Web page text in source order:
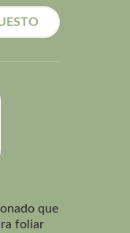
que
foliar